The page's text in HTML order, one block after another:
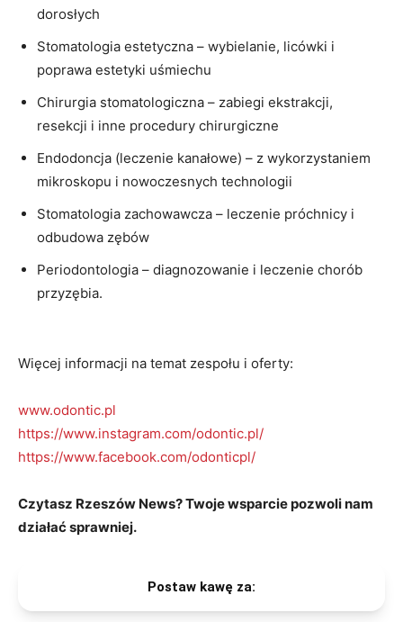
dorosłych
Stomatologia estetyczna – wybielanie, licówki i
poprawa estetyki uśmiechu
Chirurgia stomatologiczna – zabiegi ekstrakcji,
resekcji i inne procedury chirurgiczne
Endodoncja (leczenie kanałowe) – z wykorzystaniem
mikroskopu i nowoczesnych technologii
Stomatologia zachowawcza – leczenie próchnicy i
odbudowa zębów
Periodontologia – diagnozowanie i leczenie chorób
przyzębia.
Więcej informacji na temat zespołu i oferty:
www.odontic.pl
https://www.instagram.com/odontic.pl/
https://www.facebook.com/odonticpl/
Czytasz Rzeszów News? Twoje wsparcie pozwoli nam
działać sprawniej.
Postaw kawę za: